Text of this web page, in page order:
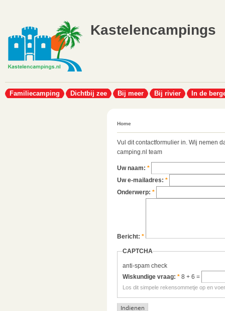
Kastelencampings
Familiecamping Dichtbij zee Bij meer Bij rivier In de
Home
Vul dit contactformulier in. Wij nemen
camping.nl team
Uw naam: *
Uw e-mailadres: *
Onderwerp: *
Bericht: *
CAPTCHA
anti-spam check
Wiskundige vraag: * 8 + 6 =
Los dit simpele rekensommetje op en